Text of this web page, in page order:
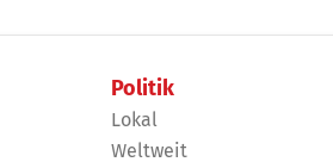
Politik
Lokal
Weltweit